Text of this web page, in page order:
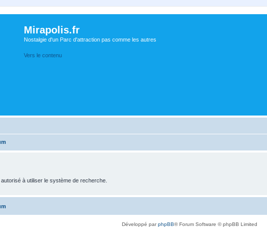
Mirapolis.fr
Nostalgie d'un Parc d'attraction pas comme les autres
Vers le contenu
à utiliser le système de recherche.
Développé parphpBB® Forum Software © phpBB Limited